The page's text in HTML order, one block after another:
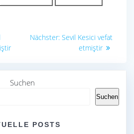
Nächster: Nächster
Beitrag:
Sevil Kesici vefat
etmiştir
Suchen
Suchen
POSTS